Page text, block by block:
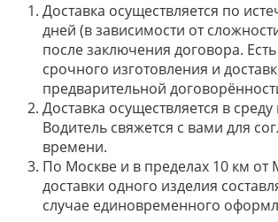
Доставка осуществляется по
дней (в зависимости от
после заключения договора.
срочного изготовления и
предварительной
Доставка осуществляется в среду
Водитель свяжется с вами для
времени.
По Москве и в пределах 10 км от
доставки одного изделия
случае единовременного